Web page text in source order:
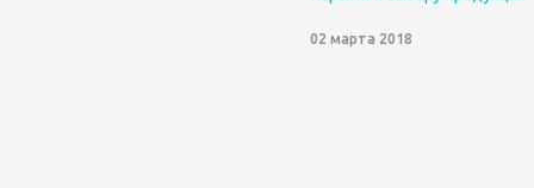
02 марта 2018